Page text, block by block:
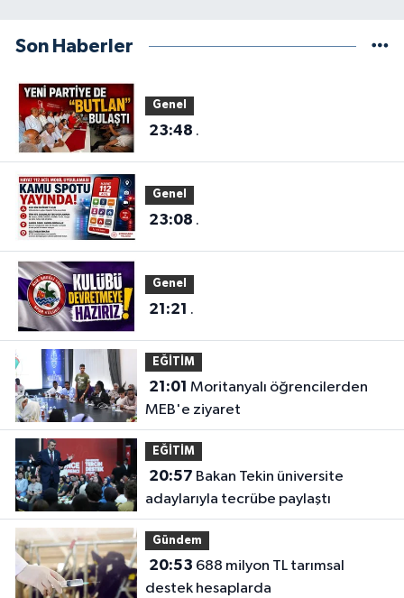
Son Haberler
Genel
23:48 .
Genel
23:08 .
Genel
21:21 .
EĞİTİM
21:01
MEB'e ziyaret
EĞİTİM
20:57
adaylarıyla tecrübe paylaştı
Gündem
20:53
destek hesaplarda